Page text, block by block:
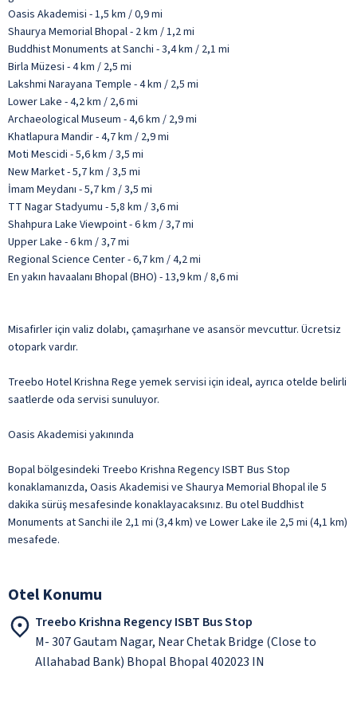
Oasis Akademisi - 1,5 km / 0,9 mi
Shaurya Memorial Bhopal - 2 km / 1,2 mi
Buddhist Monuments at Sanchi - 3,4 km / 2,1 mi
Birla Müzesi - 4 km / 2,5 mi
Lakshmi Narayana Temple - 4 km / 2,5 mi
Lower Lake - 4,2 km / 2,6 mi
Archaeological Museum - 4,6 km / 2,9 mi
Khatlapura Mandir - 4,7 km / 2,9 mi
Moti Mescidi - 5,6 km / 3,5 mi
New Market - 5,7 km / 3,5 mi
İmam Meydanı - 5,7 km / 3,5 mi
TT Nagar Stadyumu - 5,8 km / 3,6 mi
Shahpura Lake Viewpoint - 6 km / 3,7 mi
Upper Lake - 6 km / 3,7 mi
Regional Science Center - 6,7 km / 4,2 mi
En yakın havaalanı Bhopal (BHO) - 13,9 km / 8,6 mi
Misafirler için valiz dolabı, çamaşırhane ve asansör mevcuttur. Ücretsiz
otopark vardır.
Treebo Hotel Krishna Rege yemek servisi için ideal, ayrıca otelde belirli
saatlerde oda servisi sunuluyor.
Oasis Akademisi yakınında
Bopal bölgesindeki Treebo Krishna Regency ISBT Bus Stop
konaklamanızda, Oasis Akademisi ve Shaurya Memorial Bhopal ile 5
dakika sürüş mesafesinde konaklayacaksınız. Bu otel Buddhist
Monuments at Sanchi ile 2,1 mi (3,4 km) ve Lower Lake ile 2,5 mi (4,1 km)
mesafede.
Otel Konumu
Treebo Krishna Regency ISBT Bus Stop
M- 307 Gautam Nagar, Near Chetak Bridge (Close to
Allahabad Bank) Bhopal Bhopal 402023 IN